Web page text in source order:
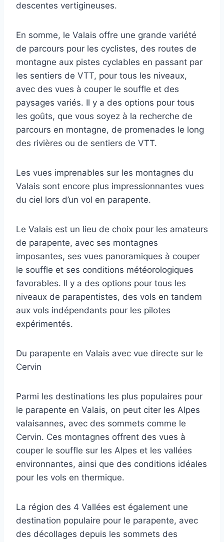
descentes vertigineuses.
En somme, le Valais offre une grande variété
de parcours pour les cyclistes, des routes de
montagne aux pistes cyclables en passant par
les sentiers de VTT, pour tous les niveaux,
avec des vues à couper le souffle et des
paysages variés. Il y a des options pour tous
les goûts, que vous soyez à la recherche de
parcours en montagne, de promenades le long
des rivières ou de sentiers de VTT.
Les vues imprenables sur les montagnes du
Valais sont encore plus impressionnantes vues
du ciel lors d’un vol en parapente.
Le Valais est un lieu de choix pour les amateurs
de parapente, avec ses montagnes
imposantes, ses vues panoramiques à couper
le souffle et ses conditions météorologiques
favorables. Il y a des options pour tous les
niveaux de parapentistes, des vols en tandem
aux vols indépendants pour les pilotes
expérimentés.
Du parapente en Valais avec vue directe sur le
Cervin
Parmi les destinations les plus populaires pour
le parapente en Valais, on peut citer les Alpes
valaisannes, avec des sommets comme le
Cervin. Ces montagnes offrent des vues à
couper le souffle sur les Alpes et les vallées
environnantes, ainsi que des conditions idéales
pour les vols en thermique.
La région des 4 Vallées est également une
destination populaire pour le parapente, avec
des décollages depuis les sommets des